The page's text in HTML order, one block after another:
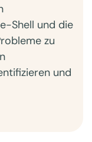
Shell und die
zu
und